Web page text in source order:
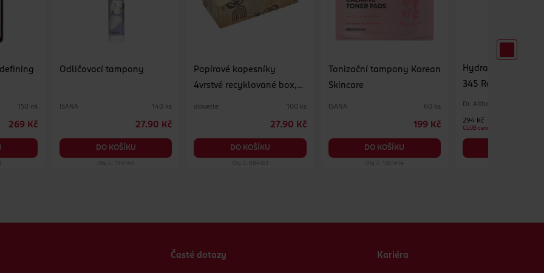
150 ml
269 Kč
Odličovací tampony
ISANA 140 ks
27.90 Kč
DO KOŠÍKU
Obj. č.: 796149
Papírové kapesníky
4vrstvé recyklované box,
alouette 100 ks
27.90 Kč
DO KOŠÍKU
Obj. č.: 884181
Tonizační tampony Korean
Skincare
ISANA 60 ks
199 Kč
DO KOŠÍKU
Obj. č.: 1361414
Hydratační
345 Relief Cream
Dr. Althea
294 Kč
CLUB cena
Časté dotazy Kariéra